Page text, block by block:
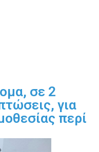
σε 2
για
περί